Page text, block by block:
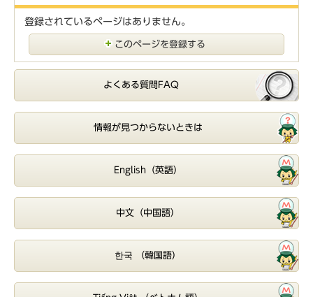
登録されているページはありません。
このページを登録する
よくある質問FAQ
情報が見つからないときは
English（英語）
中文（中国語）
한국 （韓国語）